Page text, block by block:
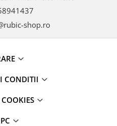
shop.ro
CONDITII